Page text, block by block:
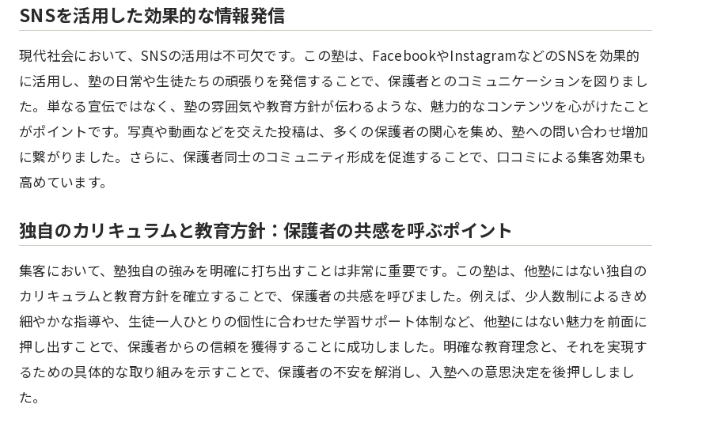
SNSを活用した効果的な情報発信
現代社会において、SNSの活用は不可欠です。この塾は、FacebookやInstagramなどのSNSを効果的
に活用し、塾の日常や生徒たちの頑張りを発信することで、保護者とのコミュニケーションを図りまし
た。単なる宣伝ではなく、塾の雰囲気や教育方針が伝わるような、魅力的なコンテンツを心がけたこと
がポイントです。写真や動画などを交えた投稿は、多くの保護者の関心を集め、塾への問い合わせ増加
に繋がりました。さらに、保護者同士のコミュニティ形成を促進することで、口コミによる集客効果も
高めています。
独自のカリキュラムと教育方針：保護者の共感を呼ぶポイント
集客において、塾独自の強みを明確に打ち出すことは非常に重要です。この塾は、他塾にはない独自の
カリキュラムと教育方針を確立することで、保護者の共感を呼びました。例えば、少人数制によるきめ
細やかな指導や、生徒一人ひとりの個性に合わせた学習サポート体制など、他塾にはない魅力を前面に
押し出すことで、保護者からの信頼を獲得することに成功しました。明確な教育理念と、それを実現す
るための具体的な取り組みを示すことで、保護者の不安を解消し、入塾への意思決定を後押ししまし
た。